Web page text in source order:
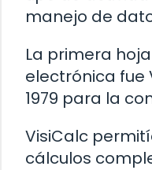
manejo de
La primera
electrónica fue
1979 para la
VisiCalc
cálculos